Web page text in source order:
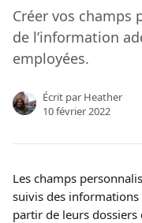
Créer vos champs
de l’information
employées.
Écrit par Heather
10 février 2022
Les champs
suivis des
partir de leurs dossiers